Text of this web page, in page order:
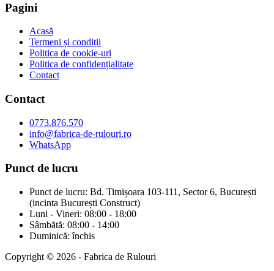
Pagini
Acasă
Termeni și condiții
Politica de cookie-uri
Politica de confidențialitate
Contact
Contact
0773.876.570
info@fabrica-de-rulouri.ro
WhatsApp
Punct de lucru
Punct de lucru: Bd. Timișoara 103-111, Sector 6, București
(incinta București Construct)
Luni - Vineri: 08:00 - 18:00
Sâmbătă: 08:00 - 14:00
Duminică: închis
Copyright © 2026 - Fabrica de Rulouri